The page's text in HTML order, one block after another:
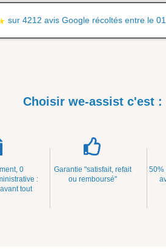
sur 4212 avis Google récoltés entre le
Choisir we-assist c'est :
0
:
tout
Garantie "satisfait, refait
ou remboursé"
50%